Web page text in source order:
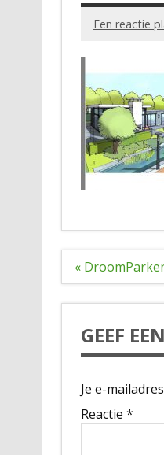
Een reactie
Bericht
«
GEEF
Je e-
Reactie *